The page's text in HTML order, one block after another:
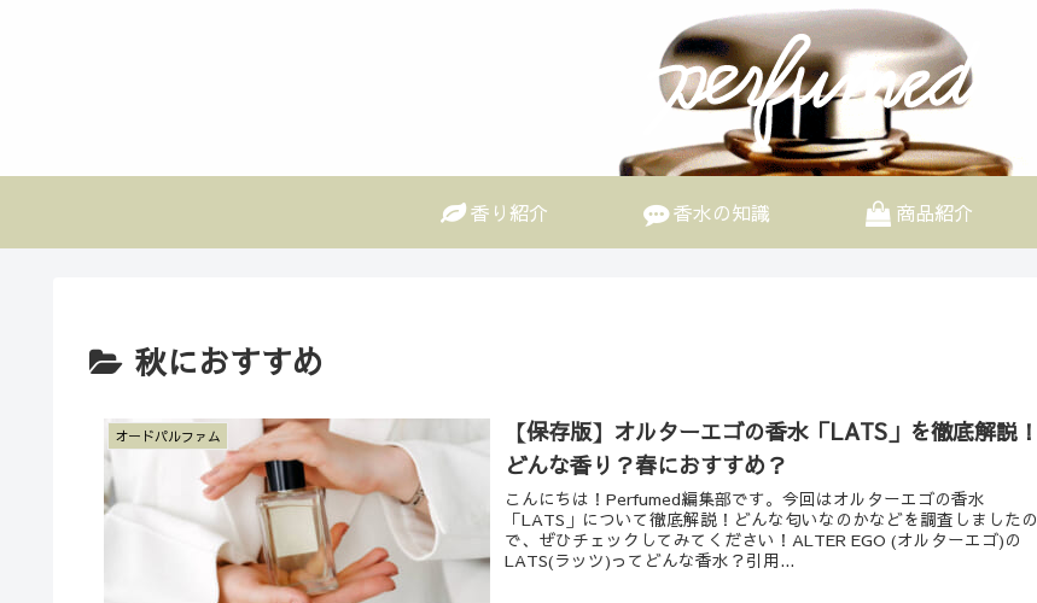
香り紹介 香水の知識 商品紹介
秋におすすめ
オードパルファム
【保存版】オルターエゴの香水「LATS」を徹底解説！
どんな香り？春におすすめ？
こんにちは！Perfumed編集部です。今回はオルターエゴの香水
「LATS」について徹底解説！どんな匂いなのかなどを調査しましたの
で、ぜひチェックしてみてください！ALTER EGO (オルターエゴ)の
LATS(ラッツ)ってどんな香水？引用...